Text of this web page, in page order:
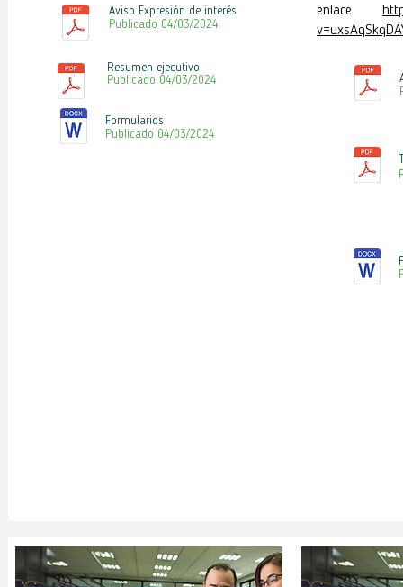
Aviso Expresión de interés
Publicado 04/03/2024
Resumen ejecutivo
Publicado 04/03/2024
Formularios
Publicado 04/03/2024
enlace